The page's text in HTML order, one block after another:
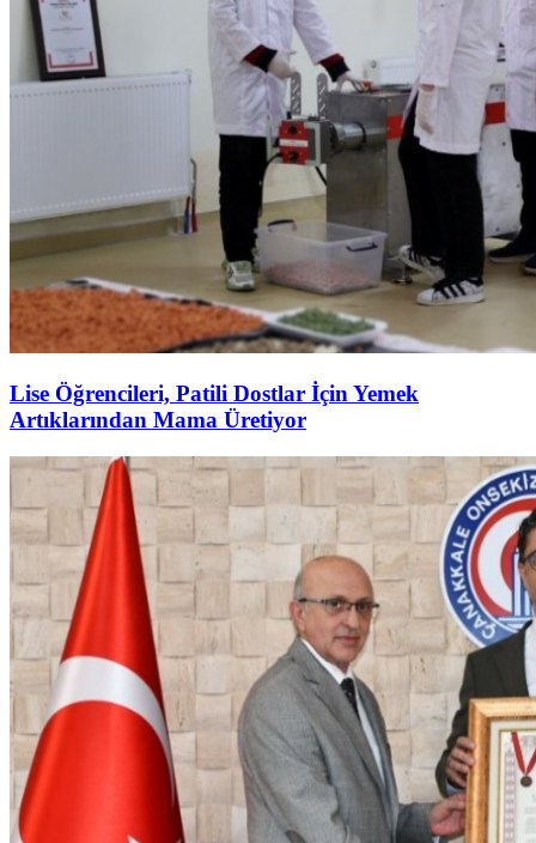
Lise Öğrencileri, Patili Dostlar İçin Yemek
Artıklarından Mama Üretiyor